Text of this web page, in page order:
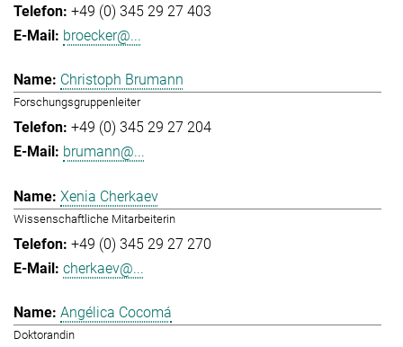
+49 (0) 345 29 27 403
broecker@...
Christoph Brumann
Forschungsgruppenleiter
+49 (0) 345 29 27 204
brumann@...
Xenia Cherkaev
Wissenschaftliche Mitarbeiterin
+49 (0) 345 29 27 270
cherkaev@...
Angélica Cocomá
Doktorandin